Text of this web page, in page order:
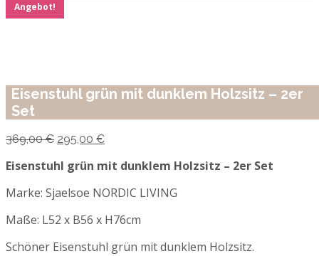
Angebot!
Eisenstuhl grün mit dunklem Holzsitz – 2er
Set
369,00€ Ursprünglicher
war:
295,00 €Aktueller
ist:
Eisenstuhl grün mit dunklem Holzsitz – 2er Set
Marke: Sjaelsoe NORDIC LIVING
Maße: L52 x B56 x H76cm
Schöner Eisenstuhl grün mit dunklem Holzsitz.